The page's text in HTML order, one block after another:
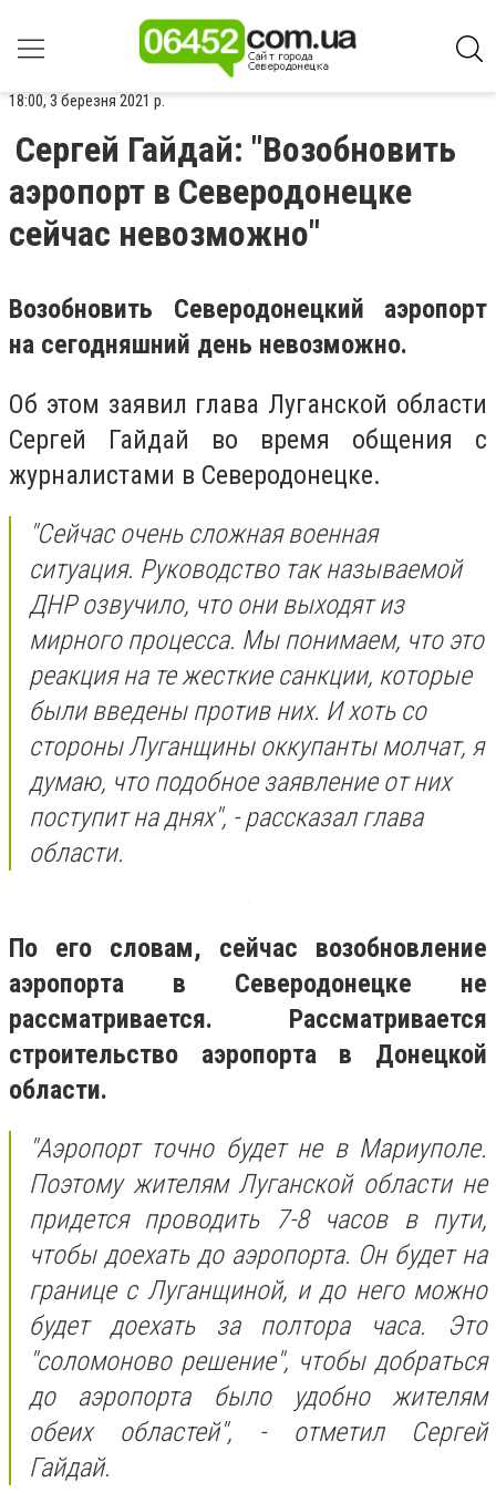
18:00, 3 березня 2021 р.
Сергей Гайдай: "Возобновить
аэропорт в Северодонецке
сейчас невозможно"
Возобновить Северодонецкий аэропорт
на сегодняшний день невозможно.
Об этом заявил глава Луганской области
Сергей Гайдай во время общения с
журналистами в Северодонецке.
"Сейчас очень сложная военная
ситуация. Руководство так называемой
ДНР озвучило, что они выходят из
мирного процесса. Мы понимаем, что это
реакция на те жесткие санкции, которые
были введены против них. И хоть со
стороны Луганщины оккупанты молчат, я
думаю, что подобное заявление от них
поступит на днях", - рассказал глава
области.
По его словам, сейчас возобновление
аэропорта в Северодонецке не
рассматривается. Рассматривается
строительство аэропорта в Донецкой
области.
"Аэропорт точно будет не в Мариуполе.
Поэтому жителям Луганской области не
придется проводить 7-8 часов в пути,
чтобы доехать до аэропорта. Он будет на
границе с Луганщиной, и до него можно
будет доехать за полтора часа. Это
"соломоново решение", чтобы добраться
до аэропорта было удобно жителям
обеих областей", - отметил Сергей
Гайдай.